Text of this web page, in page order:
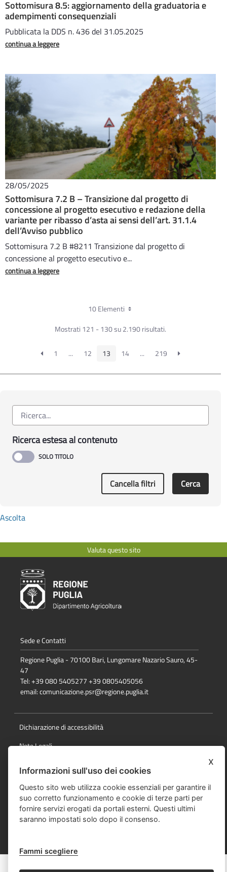
Sottomisura 8.5: aggiornamento della graduatoria e
adempimenti consequenziali
Pubblicata la DDS n. 436 del 31.05.2025
continua a leggere
28/05/2025
Sottomisura 7.2 B – Transizione dal progetto di
concessione al progetto esecutivo e redazione della
variante per ribasso d’asta ai sensi dell’art. 31.1.4
dell’Avviso pubblico
Sottomisura 7.2 B #8211 Transizione dal progetto di
concessione al progetto esecutivo e...
continua a leggere
10 Elementi
Mostrati 121 - 130 su 2.190 risultati.
1 ... 12 13 14 ... 219
Ricerca estesa al contenuto
Cancella filtri Cerca
Ascolta
Valuta questo sito
Sede e Contatti
Regione Puglia - 70100 Bari, Lungomare Nazario Sauro, 45-
47
Tel: +39 080 5405277 +39 0805405056
email:comunicazione.psr@regione.puglia.it
Dichiarazione di accessibilità
Note Legali
Responsabile della pubblicazione
Mappa del sito
x
Informazioni sull'uso dei cookies
Questo sito web utilizza cookie essenziali per garantire il
suo corretto funzionamento e cookie di terze parti per
fornire servizi erogati da portali esterni. Questi ultimi
saranno impostati solo dopo il consenso.
Fammi scegliere